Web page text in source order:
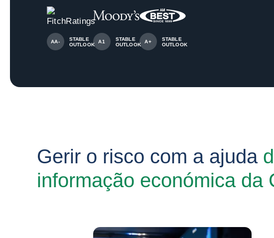
AA-
STABLE
OUTLOOK
A1
STABLE
OUTLOOK
A+
STABLE
OUTLOOK
Gerir o risco com a ajuda
informação económica da